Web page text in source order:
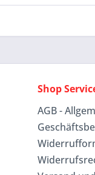
Shop
AGB -